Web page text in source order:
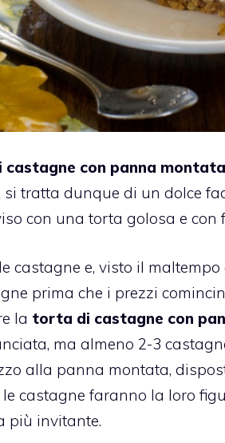
con panna montata
tratta dunque di un dolce
con una torta golosa e con
castagne e, visto il
prima che i prezzi
la torta di castagne con
ma almeno 2-3
alla panna montata,
castagne faranno la loro
più invitante.